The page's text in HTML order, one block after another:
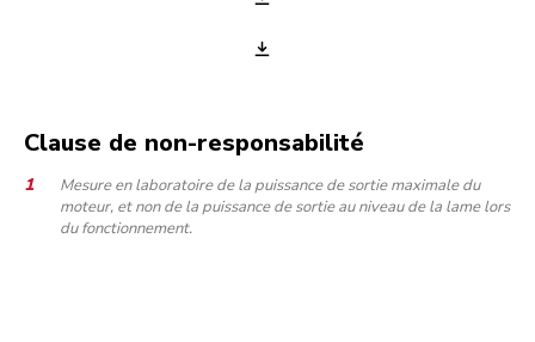
Clause de non-responsabilité
Mesure en laboratoire de la puissance de sortie maximale du
moteur, et non de la puissance de sortie au niveau de la lame lors
du fonctionnement.